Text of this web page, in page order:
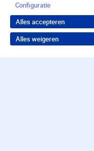
Configuratie
Alles accepteren
Alles weigeren